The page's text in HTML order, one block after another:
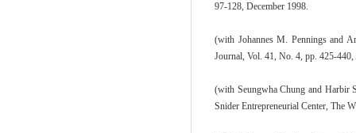
97-128, December 1998.
(with Johannes M. Pennings and
Journal, Vol. 41, No. 4, pp. 425-
(with Seungwha Chung and Harbir
Snider Entrepreneurial Center, The